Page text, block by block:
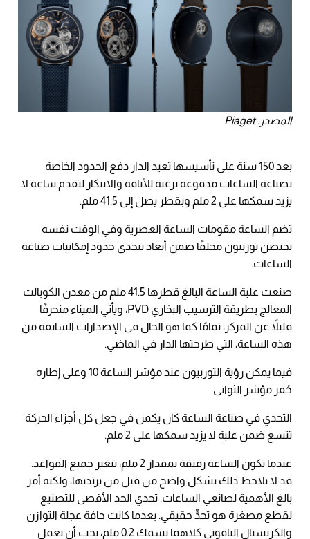
المصدر: Piaget
بعد 150 سنة على تأسيسها تعيد الدار دفع الحدود الخاصة
بصناعة الساعات مدفوعة برغبة للأناقة والابتكار لتقدم ساعة لا
يزيد سمكها على 2 ملم وبقطر يصل إلى 41.5 ملم.
تضم الساعة مقومات الساعة العصرية وفي الوقت نفسه
تحتضن توربيون محلقًا ضمن أبعاد تتحدى حدود إمكانيات صناعة
الساعات.
صنعت علبة الساعة البالغ قطرها 41.5 ملم من معدن الكوبالت
المعالج بطريقة الترسيب البخاري PVD، ويأتي الميناء منحرفًا
قليلاً عن المركز، تمامًا كما هو الحال في الإصدارات السابقة من
هذه الساعة، التي طرحتها الدار في الماضي.
فيما يمكن رؤية التوربيون عند مؤشر الساعة 10 وعلى إطاره
حُفر مؤشر الثواني.
التحدي في صناعة الساعة كان يكمن في جعل كل أجزاء الحركة
تتسع ضمن علبة لا يزيد سمكها على 2 ملم.
عندما تكون الساعة رقيقة بمقدار 2 ملم، تتغير جميع القواعد.
قد لا يلاحظ ذلك بشكل واضح من قبل من يرتديها، ولكنه أمر
بالغ الأهمية لصانعي الساعات. تحدي الحد الأقصى للتصنيع
لقطع مصغرة هو تحدٍّ حقيقي. بعدما كانت حافة عجلة التوازن
والكريستال الياقوتي كلاهما بسمك 0.2 ملم، يجب أن تعمل